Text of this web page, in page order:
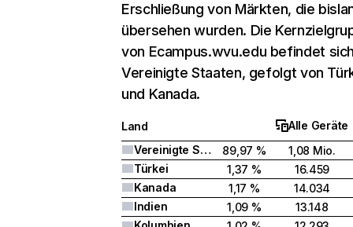
Erschließung von Märkten, die
übersehen wurden. Die
von Ecampus.wvu.edu befindet
Vereinigte Staaten, gefolgt von
und Kanada.
Land
Alle Geräte
Vereinigte Staaten
89,97 %
1,08 Mio.
Türkei
1,37 %
16.459
Kanada
1,17 %
14.034
Indien
1,09 %
13.148